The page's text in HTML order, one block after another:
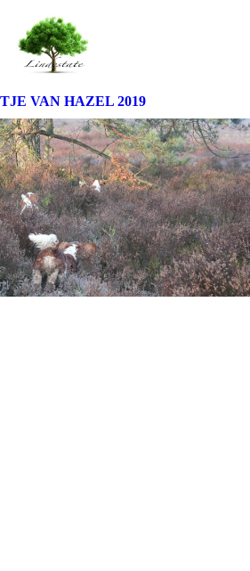
VAN HAZEL 2019